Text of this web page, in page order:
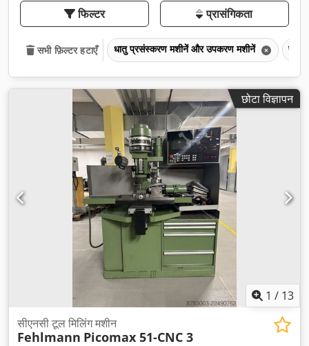
फिल्टर प्रासंगिकता
सभी फ़िल्टर हटाएँ धातु प्रसंस्करण मशीनें और उपकरण मशीनें
छोटा विज्ञापन
1 / 13
सीएनसी टूल मिलिंग मशीन
Fehlmann Picomax 51-CNC 3